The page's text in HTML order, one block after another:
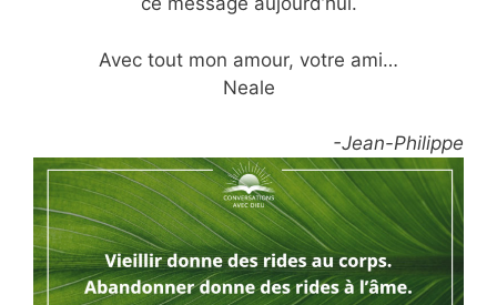
Avec tout mon amour, votre ami…
Neale
-Jean-Philippe